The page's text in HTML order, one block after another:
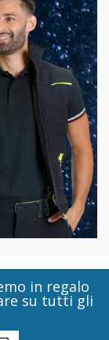
in regalo
su tutti gli